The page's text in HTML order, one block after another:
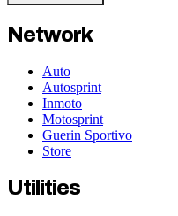
Network
Auto
Autosprint
Inmoto
Motosprint
Guerin Sportivo
Store
Utilities